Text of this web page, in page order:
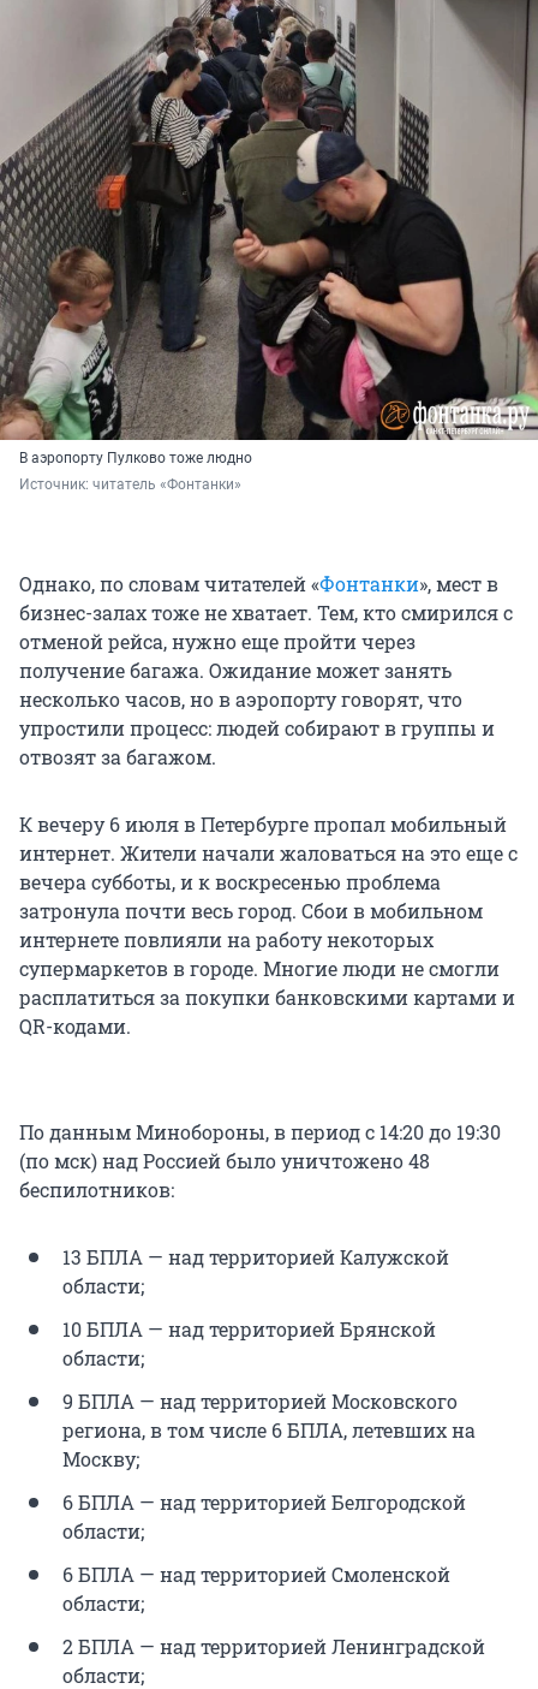
В аэропорту Пулково тоже людно
Источник: читатель «Фонтанки»
Однако, по словам читателей «Фонтанки», мест в
бизнес-залах тоже не хватает. Тем, кто смирился с
отменой рейса, нужно еще пройти через
получение багажа. Ожидание может занять
несколько часов, но в аэропорту говорят, что
упростили процесс: людей собирают в группы и
отвозят за багажом.
К вечеру 6 июля в Петербурге пропал мобильный
интернет. Жители начали жаловаться на это еще с
вечера субботы, и к воскресенью проблема
затронула почти весь город. Сбои в мобильном
интернете повлияли на работу некоторых
супермаркетов в городе. Многие люди не смогли
расплатиться за покупки банковскими картами и
QR-кодами.
По данным Минобороны, в период с 14:20 до 19:30
(по мск) над Россией было уничтожено 48
беспилотников:
13 БПЛА — над территорией Калужской
области;
10 БПЛА — над территорией Брянской
области;
9 БПЛА — над территорией Московского
региона, в том числе 6 БПЛА, летевших на
Москву;
6 БПЛА — над территорией Белгородской
области;
6 БПЛА — над территорией Смоленской
области;
2 БПЛА — над территорией Ленинградской
области;